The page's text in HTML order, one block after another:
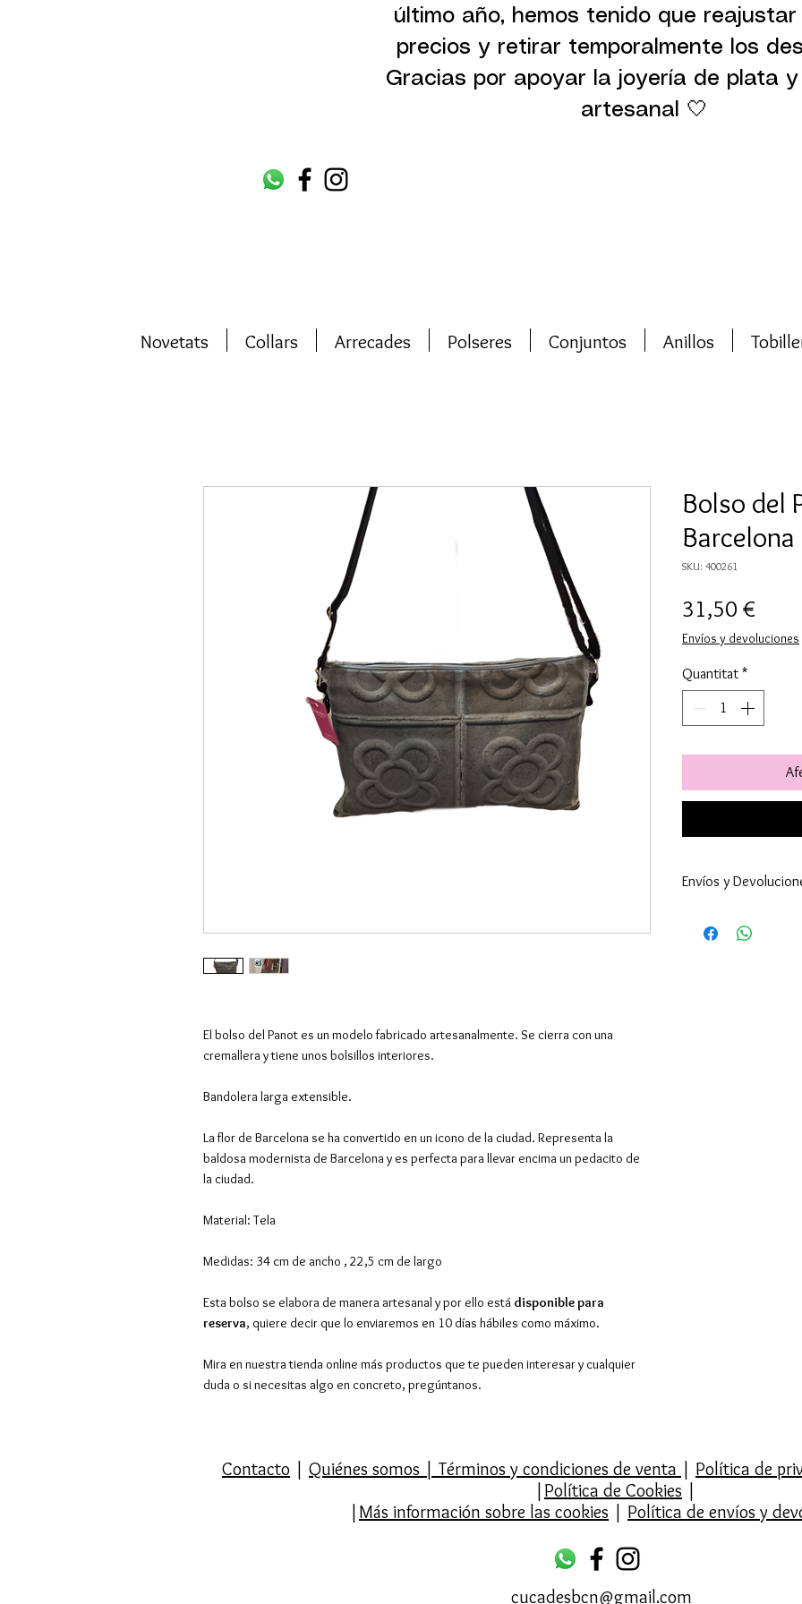
último año, hemos tenido que
precios y retirar temporalmente los
Gracias por apoyar la joyería de plata
artesanal 🤍
Novetats Collars Arrecades Polseres Conjuntos Anillos
El bolso del Panot es un modelo fabricado artesanalmente. Se cierra con una
cremallera y tiene unos bolsillos interiores.
Bandolera larga extensible.
La flor de Barcelona se ha convertido en un icono de la ciudad. Representa la
baldosa modernista de Barcelona y es perfecta para llevar encima un pedacito de
la ciudad.
Material: Tela
Medidas: 34 cm de ancho , 22,5 cm de largo
Esta bolso se elabora de manera artesanal y por ello está disponible para
reserva, quiere decir que lo enviaremos en 10 días hábiles como máximo.
Mira en nuestra tienda online más productos que te pueden interesar y cualquier
duda o si necesitas algo en concreto, pregúntanos.
Bolso del
Barcelona
SKU: 400261
31,50 €
Envíos y devoluciones
Quantitat *
Envíos y
especialmente
Contacto | Quiénes somos | Términos y condiciones de venta | Política de
| Política de Cookies |
| Más información sobre las cookies | Política de envíos y
cucadesbcn@gmail.com